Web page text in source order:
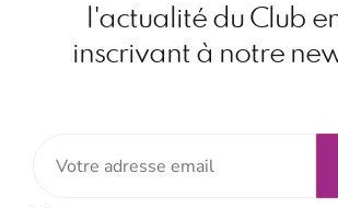
l'actualité du Club
inscrivant à notre